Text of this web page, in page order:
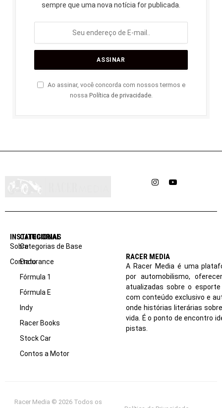
sempre que uma nova notícia for publicada.
Ao assinar, você concorda com nossos termos e
nossa Política de privacidade.
InstagramYouTube
INSTITUCIONAL
Sobre
Contato
CATEGORIAS
Categorias de Base
Endurance
Fórmula 1
Fórmula E
Indy
Racer Books
Stock Car
Contos a Motor
RACER MEDIA
A Racer Media é uma
por automobilismo,
atualizadas sobre o
com conteúdo exclusivo e
onde histórias literárias
vida. É o ponto de encontro
pistas.
Racer Media © 2026 Todos os